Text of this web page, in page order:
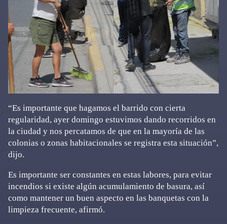
“Es importante que hagamos el barrido con cierta
regularidad, ayer domingo estuvimos dando recorridos en
la ciudad y nos percatamos de que en la mayoría de las
colonias o zonas habitacionales se registra esta situación”,
dijo.
Es importante ser constantes en estas labores, para evitar
incendios si existe algún acumulamiento de basura, así
como mantener un buen aspecto en las banquetas con la
limpieza frecuente, afirmó.